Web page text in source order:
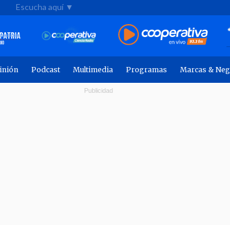
Escucha aquí ▼
Podcast Multimedia Programas Marcas &